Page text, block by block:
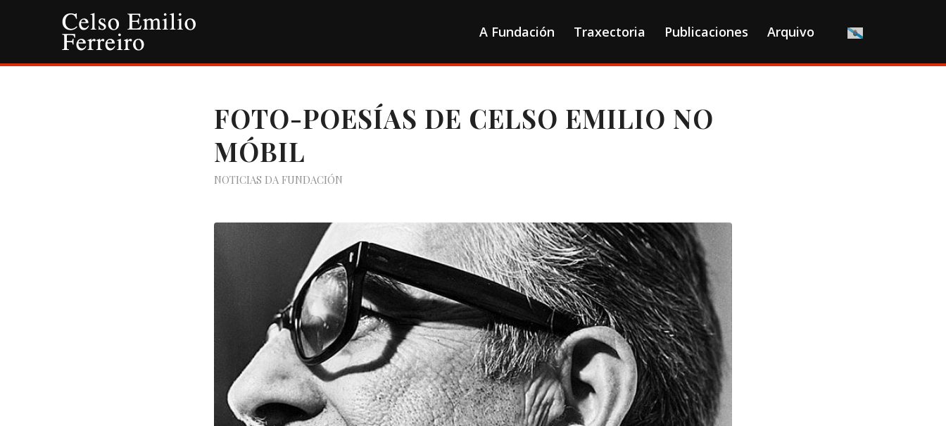
A Fundación Traxectoria Publicaciones Arquivo
FOTO-POESÍAS DE CELSO EMILIO NO
MÓBIL
NOTICIAS DA FUNDACIÓN